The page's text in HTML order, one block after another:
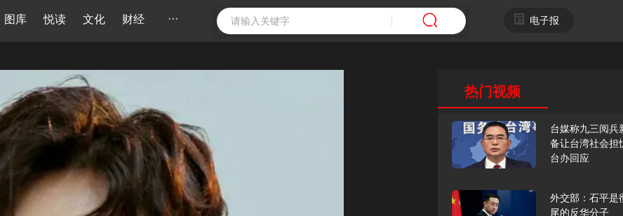
图库 悦读 文化 财经 ··· 电子报
热门视频
台媒称九三阅兵
备让台湾社会担
台办回应
外交部：石平是
尾的反华分子